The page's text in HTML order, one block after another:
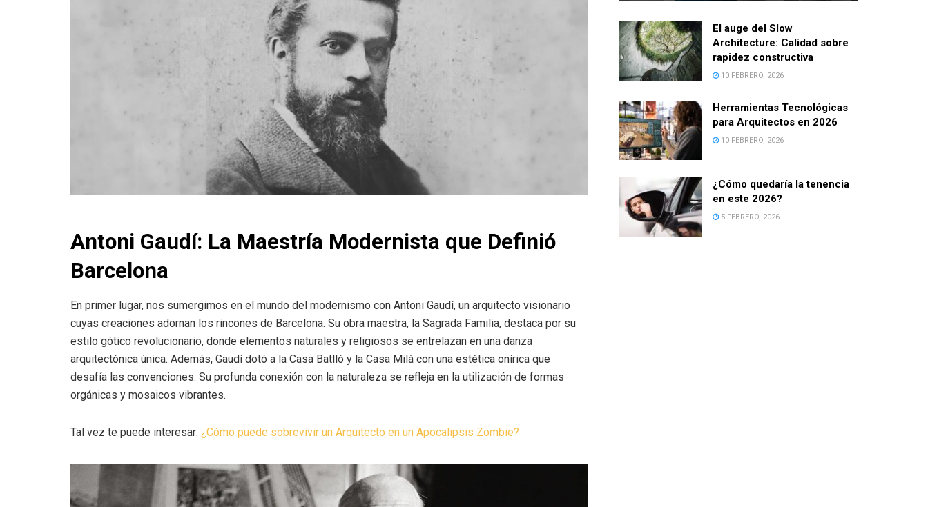
Antoni Gaudí: La Maestría Modernista que Definió
Barcelona
En primer lugar, nos sumergimos en el mundo del modernismo con Antoni Gaudí, un arquitecto visionario
cuyas creaciones adornan los rincones de Barcelona. Su obra maestra, la Sagrada Familia, destaca por su
estilo gótico revolucionario, donde elementos naturales y religiosos se entrelazan en una danza
arquitectónica única. Además, Gaudí dotó a la Casa Batlló y la Casa Milà con una estética onírica que
desafía las convenciones. Su profunda conexión con la naturaleza se refleja en la utilización de formas
orgánicas y mosaicos vibrantes.
Tal vez te puede interesar: ¿Cómo puede sobrevivir un Arquitecto en un Apocalipsis Zombie?
El auge del Slow
Architecture: Calidad sobre
rapidez constructiva
10 FEBRERO, 2026
Herramientas Tecnológicas
para Arquitectos en 2026
10 FEBRERO, 2026
¿Cómo quedaría la tenencia
en este 2026?
5 FEBRERO, 2026